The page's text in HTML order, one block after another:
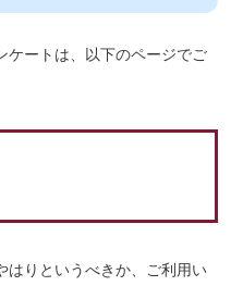
ケートは、以下のページでご
はりというべきか、ご利用い